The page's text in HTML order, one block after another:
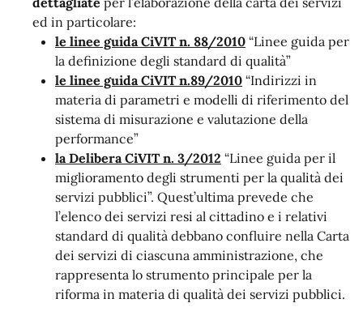
ed in particolare:
le linee guida CiVIT n. 88/2010 “Linee guida per
la definizione degli standard di qualità”
le linee guida CiVIT n.89/2010 “Indirizzi in
materia di parametri e modelli di riferimento del
sistema di misurazione e valutazione della
performance”
la Delibera CiVIT n. 3/2012 “Linee guida per il
miglioramento degli strumenti per la qualità dei
servizi pubblici”. Quest’ultima prevede che
l’elenco dei servizi resi al cittadino e i relativi
standard di qualità debbano confluire nella Carta
dei servizi di ciascuna amministrazione, che
rappresenta lo strumento principale per la
riforma in materia di qualità dei servizi pubblici.